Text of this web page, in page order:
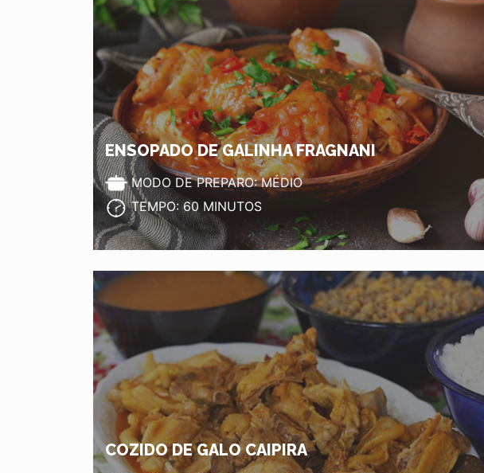
ENSOPADO DE GALINHA FRAGNANI
MODO DE PREPARO: MÉDIO
TEMPO: 60 MINUTOS
COZIDO DE GALO CAIPIRA